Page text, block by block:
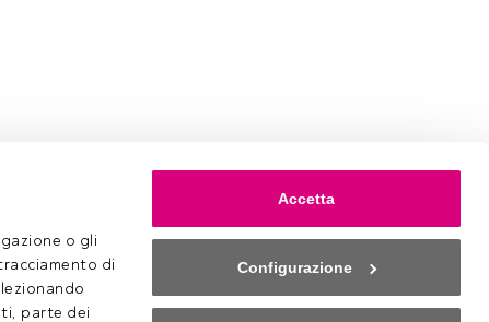
o gli
di
parte dei
Accetta
Configurazione